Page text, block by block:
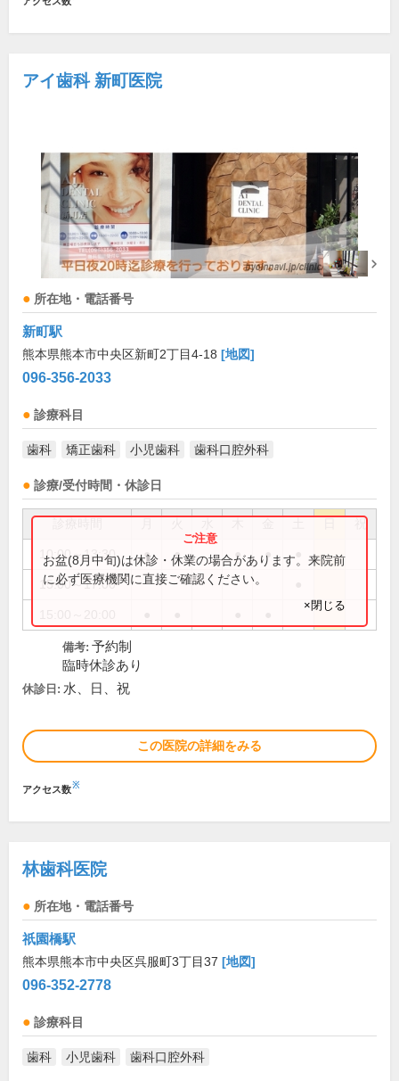
アイ歯科 新町医院
所在地・電話番号
新町駅
熊本県熊本市中央区新町2丁目4-18 [地図]
096-356-2033
診療科目
歯科 矯正歯科 小児歯科 歯科口腔外科
診療/受付時間・休診日
祝
10:00～13:30 ● ● ● ●
15:00～17:00
お盆(8月中旬)は休診・休業の場合があります。来院前
に必ず医療機関に直接ご確認ください。
×閉じる
備考: 予約制
臨時休診あり
休診日: 水、日、祝
この医院の詳細をみる
アクセス数※
林歯科医院
所在地・電話番号
祇園橋駅
熊本県熊本市中央区呉服町3丁目37 [地図]
096-352-2778
診療科目
歯科 小児歯科 歯科口腔外科